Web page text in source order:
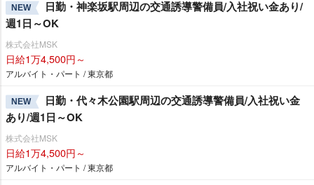
NEW
日勤・神楽坂駅周辺の交通誘導警備員/入社祝い金あり/
週1日～OK
株式会社MSK
日給1万4,500円～
アルバイト・パート / 東京都
NEW
日勤・代々木公園駅周辺の交通誘導警備員/入社祝い金
あり/週1日～OK
株式会社MSK
日給1万4,500円～
アルバイト・パート / 東京都